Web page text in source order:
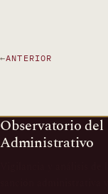
ANTERIOR
Observatorio
Administrativo